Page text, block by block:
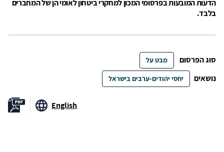
הדעות המובעות בפרסומי המכון למחקרי ביטחון לאומי הן של המחברים
בלבד.
סוג הפרסום מבט על
נושאים יחסי יהודים-ערבים בישראל
English